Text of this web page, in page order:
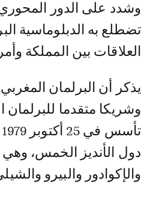
وشدد على الدور
تضطلع به الدبلوماسية
العلاقات بين المملكة
يذكر أن البرلمان
وشريكا متقدما للبرلمان
دول الأنديز الخمس، وهي
والإكوادور والبيرو